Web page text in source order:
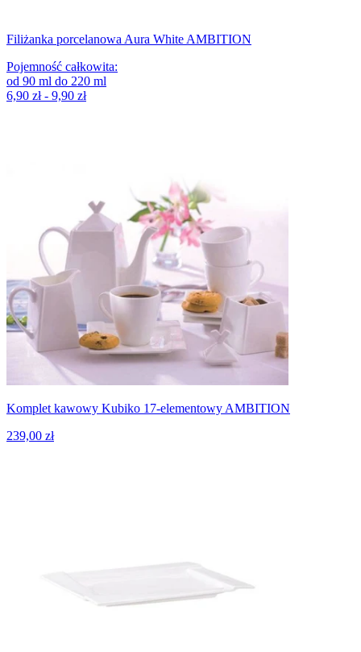
Filiżanka porcelanowa Aura White AMBITION
Pojemność całkowita:
od 90 ml do 220 ml
6,90 zł - 9,90 zł
Komplet kawowy Kubiko 17-elementowy AMBITION
239,00 zł